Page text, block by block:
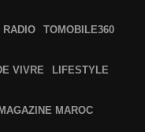
RADIO TOMOBILE360
VIVRE LIFESTYLE
MAROC